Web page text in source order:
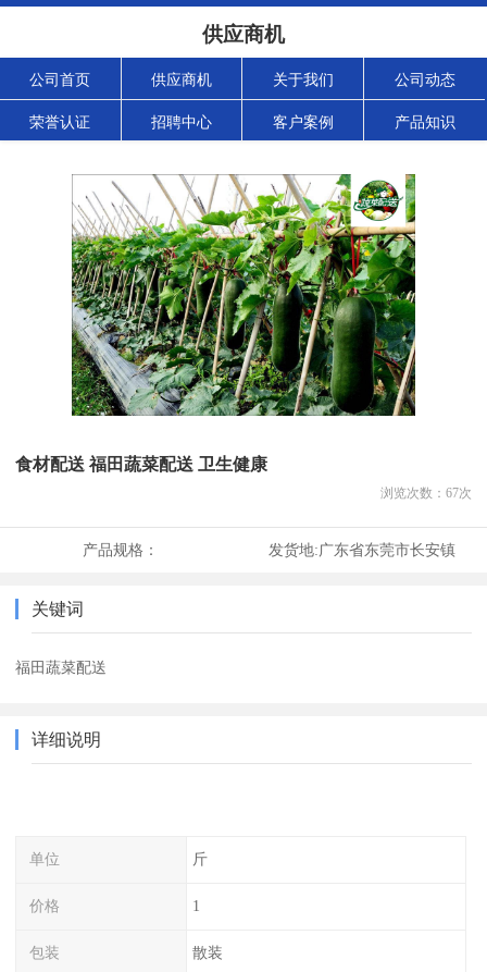
供应商机
公司首页 供应商机 关于我们 公司动态
荣誉认证 招聘中心 客户案例 产品知识
食材配送 福田蔬菜配送 卫生健康
浏览次数： 67次
产品规格： 发货地:广东省东莞市长安镇
关键词
福田蔬菜配送
详细说明
单位 斤
价格 1
包装 散装